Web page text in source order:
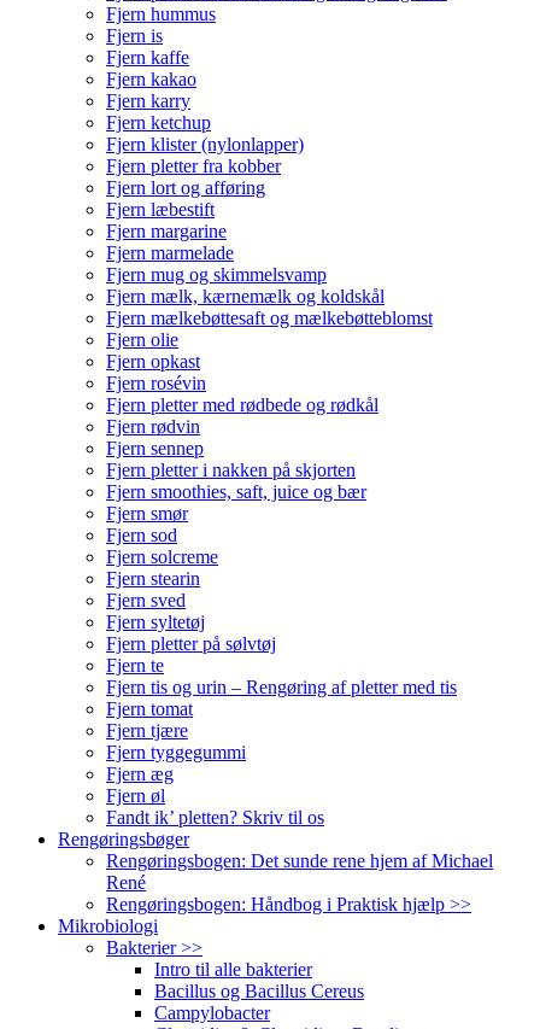
Fjern hummus
Fjern is
Fjern kaffe
Fjern kakao
Fjern karry
Fjern ketchup
Fjern klister (nylonlapper)
Fjern pletter fra kobber
Fjern lort og afføring
Fjern læbestift
Fjern margarine
Fjern marmelade
Fjern mug og skimmelsvamp
Fjern mælk, kærnemælk og koldskål
Fjern mælkebøttesaft og mælkebøtteblomst
Fjern olie
Fjern opkast
Fjern rosévin
Fjern pletter med rødbede og rødkål
Fjern rødvin
Fjern sennep
Fjern pletter i nakken på skjorten
Fjern smoothies, saft, juice og bær
Fjern smør
Fjern sod
Fjern solcreme
Fjern stearin
Fjern sved
Fjern syltetøj
Fjern pletter på sølvtøj
Fjern te
Fjern tis og urin – Rengøring af pletter med tis
Fjern tomat
Fjern tjære
Fjern tyggegummi
Fjern æg
Fjern øl
Fandt ik’ pletten? Skriv til os
Rengøringsbøger
Rengøringsbogen: Det sunde rene hjem af Michael
René
Rengøringsbogen: Håndbog i Praktisk hjælp >>
Mikrobiologi
Bakterier >>
Intro til alle bakterier
Bacillus og Bacillus Cereus
Campylobacter